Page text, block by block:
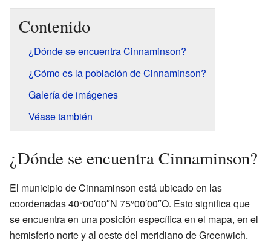
Contenido
¿Dónde se encuentra Cinnaminson?
¿Cómo es la población de Cinnaminson?
Galería de imágenes
Véase también
¿Dónde se encuentra Cinnaminson?
El municipio de Cinnaminson está ubicado en las
coordenadas 40°00′00″N 75°00′00″O. Esto significa que
se encuentra en una posición específica en el mapa, en el
hemisferio norte y al oeste del meridiano de Greenwich.